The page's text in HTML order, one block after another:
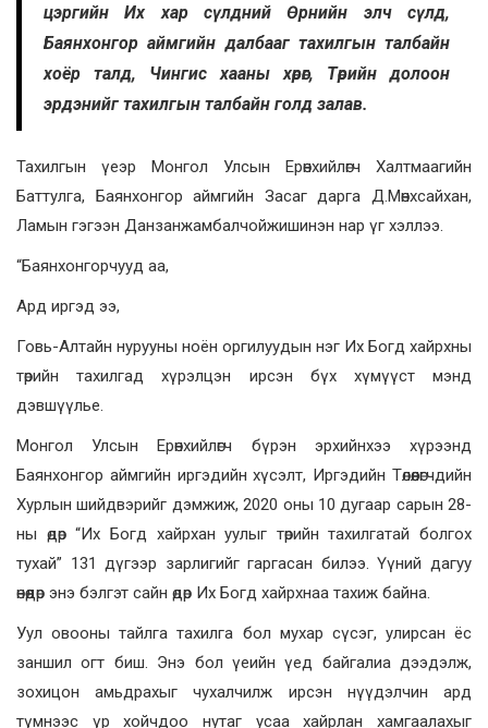
цэргийн Их хар сүлдний Өрнийн элч сүлд,
Баянхонгор аймгийн далбааг тахилгын талбайн
хоёр талд, Чингис хааны хөрөг, Төрийн долоон
эрдэнийг тахилгын талбайн голд залав.
Тахилгын үеэр Монгол Улсын Ерөнхийлөгч Халтмаагийн
Баттулга, Баянхонгор аймгийн Засаг дарга Д.Мөнхсайхан,
Ламын гэгээн Данзанжамбалчойжишинэн нар үг хэллээ.
“Баянхонгорчууд аа,
Ард иргэд ээ,
Говь-Алтайн нурууны ноён оргилуудын нэг Их Богд хайрхны
төрийн тахилгад хүрэлцэн ирсэн бүх хүмүүст мэнд
дэвшүүлье.
Монгол Улсын Ерөнхийлөгч бүрэн эрхийнхээ хүрээнд
Баянхонгор аймгийн иргэдийн хүсэлт, Иргэдийн Төлөөлөгчдийн
Хурлын шийдвэрийг дэмжиж, 2020 оны 10 дугаар сарын 28-
ны өдөр “Их Богд хайрхан уулыг төрийн тахилгатай болгох
тухай” 131 дүгээр зарлигийг гаргасан билээ. Үүний дагуу
өнөөдөр энэ бэлгэт сайн өдөр Их Богд хайрхнаа тахиж байна.
Уул овооны тайлга тахилга бол мухар сүсэг, улирсан ёс
заншил огт биш. Энэ бол үеийн үед байгалиа дээдэлж,
зохицон амьдрахыг чухалчилж ирсэн нүүдэлчин ард
түмнээс үр хойчдоо нутаг усаа хайрлан хамгаалахыг